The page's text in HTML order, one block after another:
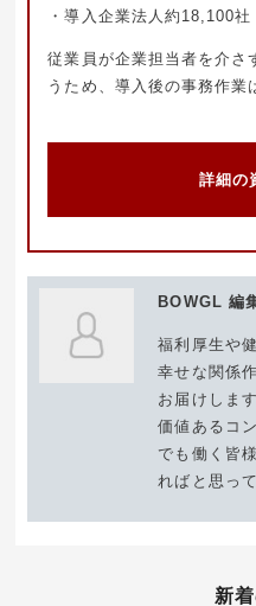
・導入企業法人約18,100
従業員が企業担当者を介さ
うため、導入後の事務作業
詳細の
BOWGL 編
福利厚生や
幸せな関係
お届けします
価値あるコ
でも働く皆
ればと思っ
新